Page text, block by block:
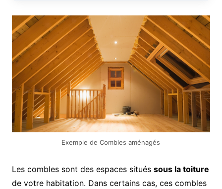
Exemple de Combles aménagés
Les combles sont des espaces situés sous la toiture
de votre habitation. Dans certains cas, ces combles